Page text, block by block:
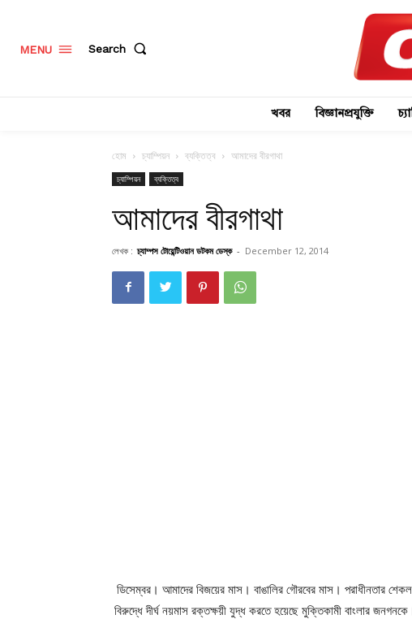
MENU Search
খবর বিজ্ঞানপ্রযুক্তি
হোম চ্যাম্পিয়ন ব্যক্তিত্ব আমাদের বীরগাথা
চ্যাম্পিয়ন ব্যক্তিত্ব
আমাদের বীরগাথা
লেখক : চ্যাম্পস টোয়েন্টিওয়ান ডটকম ডেস্ক - December 12, 2014
ডিসেম্বর। আমাদের বিজয়ের মাস। বাঙালির গৌরবের মাস। পরাধীনতার
বিরুদ্ধে দীর্ঘ নয়মাস রক্তক্ষয়ী যুদ্ধ করতে হয়েছে মুক্তিকামী বাংলার